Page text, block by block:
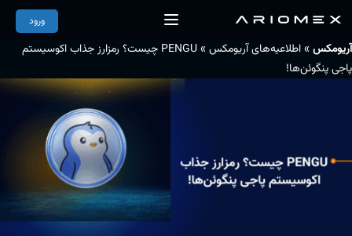
ورود
آریومکس »اطلاعیه‌های آریومکس »
PENGU چیست؟ رمزارز جذاب اکوسیستم
پاجی پنگوئن‌ها!